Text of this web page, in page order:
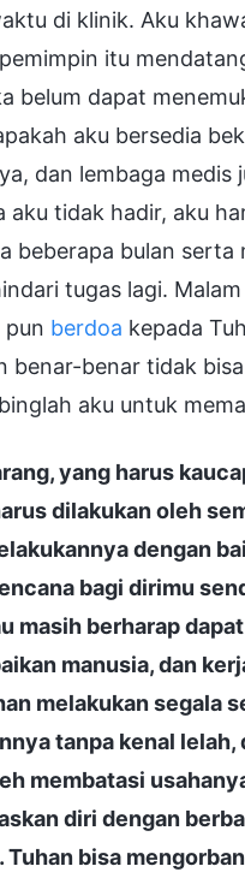
di klinik. Aku
itu
belum dapat
aku bersedia
dan lembaga medis
tidak hadir, aku
beberapa bulan serta
tugas lagi.
pun berdoa kepada
benar-benar tidak
aku untuk
yang harus
dilakukan oleh
dengan
bagi dirimu
masih berharap
manusia, dan
melakukan segala
tanpa kenal lelah,
membatasi
diri dengan
bisa